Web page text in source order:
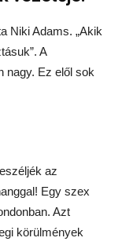
Niki Adams. „Akik
A
nagy. Ez elől sok
az
Egy szex
Azt
körülmények